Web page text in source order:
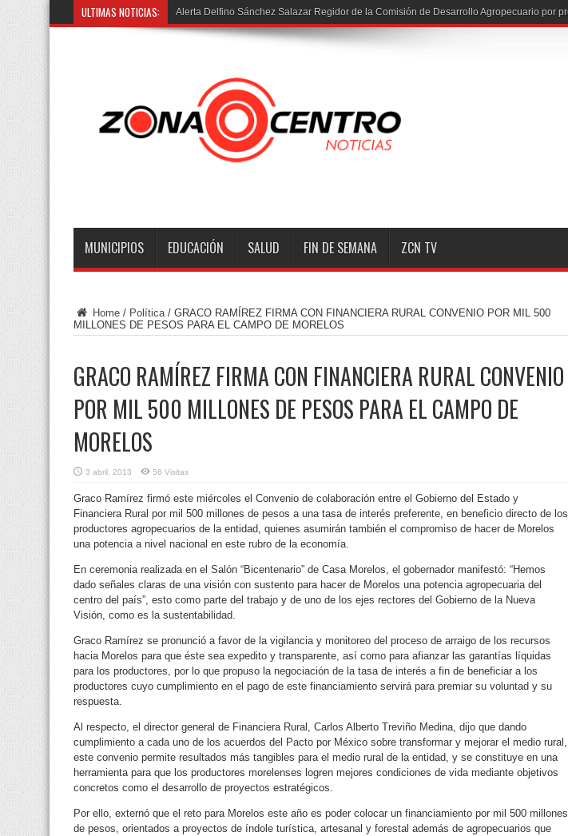
ULTIMAS NOTICIAS: “Agradec
MUNICIPIOS EDUCACIÓN SALUD FIN DE SEMANA ZCN TV
Home / Política / GRACO RAMÍREZ FIRMA CON FINANCIERA RURAL CONVENIO POR MIL 500
MILLONES DE PESOS PARA EL CAMPO DE MORELOS
GRACO RAMÍREZ FIRMA CON FINANCIERA RURAL CONVENIO
POR MIL 500 MILLONES DE PESOS PARA EL CAMPO DE
MORELOS
3 abril, 2013 56 Visitas
Graco Ramírez firmó este miércoles el Convenio de colaboración entre el Gobierno del Estado y
Financiera Rural por mil 500 millones de pesos a una tasa de interés preferente, en beneficio directo de los
productores agropecuarios de la entidad, quienes asumirán también el compromiso de hacer de Morelos
una potencia a nivel nacional en este rubro de la economía.
En ceremonia realizada en el Salón “Bicentenario” de Casa Morelos, el gobernador manifestó: “Hemos
dado señales claras de una visión con sustento para hacer de Morelos una potencia agropecuaria del
centro del país”, esto como parte del trabajo y de uno de los ejes rectores del Gobierno de la Nueva
Visión, como es la sustentabilidad.
Graco Ramírez se pronunció a favor de la vigilancia y monitoreo del proceso de arraigo de los recursos
hacia Morelos para que éste sea expedito y transparente, así como para afianzar las garantías líquidas
para los productores, por lo que propuso la negociación de la tasa de interés a fin de beneficiar a los
productores cuyo cumplimiento en el pago de este financiamiento servirá para premiar su voluntad y su
respuesta.
Al respecto, el director general de Financiera Rural, Carlos Alberto Treviño Medina, dijo que dando
cumplimiento a cada uno de los acuerdos del Pacto por México sobre transformar y mejorar el medio rural,
este convenio permite resultados más tangibles para el medio rural de la entidad, y se constituye en una
herramienta para que los productores morelenses logren mejores condiciones de vida mediante objetivos
concretos como el desarrollo de proyectos estratégicos.
Por ello, externó que el reto para Morelos este año es poder colocar un financiamiento por mil 500 millones
de pesos, orientados a proyectos de índole turística, artesanal y forestal además de agropecuarios que